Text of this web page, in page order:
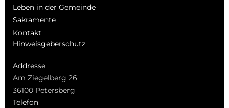
Leben in der Gemeinde
Sakramente
Kontakt
Hinweisgeberschutz
Addresse
Am Ziegelberg 26
36100 Petersberg
Telefon